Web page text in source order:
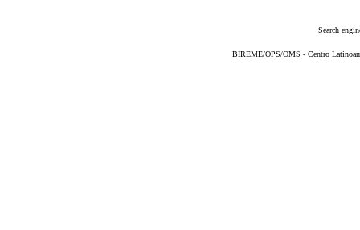
Search
BIREME/OPS/OMS - Centro